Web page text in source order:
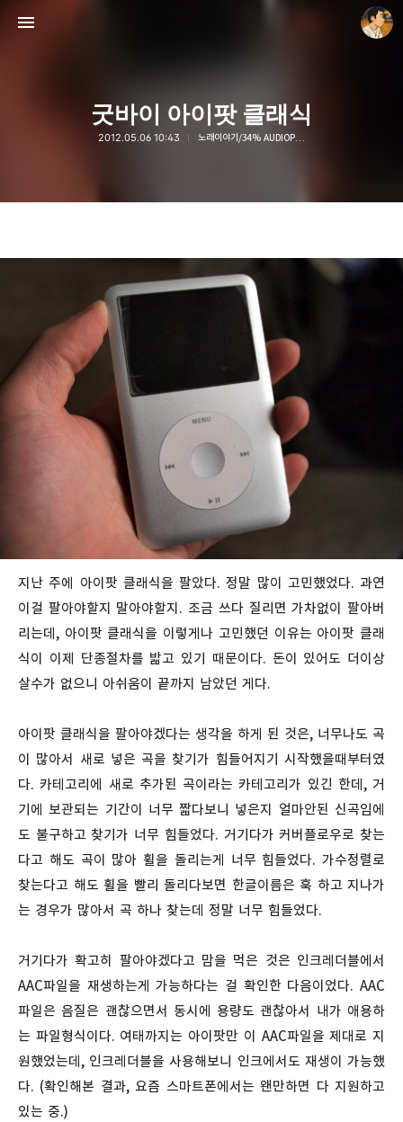
굿바이 아이팟 클래식
2012.05.06 10:43 노래이야기/34% AUDIOPHILE
지난 주에 아이팟 클래식을 팔았다. 정말 많이 고민했었다. 과연
이걸 팔아야할지 말아야할지. 조금 쓰다 질리면 가차없이 팔아버
리는데, 아이팟 클래식을 이렇게나 고민했던 이유는 아이팟 클래
식이 이제 단종절차를 밟고 있기 때문이다. 돈이 있어도 더이상
살수가 없으니 아쉬움이 끝까지 남았던 게다.
아이팟 클래식을 팔아야겠다는 생각을 하게 된 것은, 너무나도 곡
이 많아서 새로 넣은 곡을 찾기가 힘들어지기 시작했을때부터였
다. 카테고리에 새로 추가된 곡이라는 카테고리가 있긴 한데, 거
기에 보관되는 기간이 너무 짧다보니 넣은지 얼마안된 신곡임에
도 불구하고 찾기가 너무 힘들었다. 거기다가 커버플로우로 찾는
다고 해도 곡이 많아 휠을 돌리는게 너무 힘들었다. 가수정렬로
찾는다고 해도 휠을 빨리 돌리다보면 한글이름은 훅 하고 지나가
는 경우가 많아서 곡 하나 찾는데 정말 너무 힘들었다.
거기다가 확고히 팔아야겠다고 맘을 먹은 것은 인크레더블에서
AAC파일을 재생하는게 가능하다는 걸 확인한 다음이었다. AAC
파일은 음질은 괜찮으면서 동시에 용량도 괜찮아서 내가 애용하
는 파일형식이다. 여태까지는 아이팟만 이 AAC파일을 제대로 지
원했었는데, 인크레더블을 사용해보니 인크에서도 재생이 가능했
다. (확인해본 결과, 요즘 스마트폰에서는 왠만하면 다 지원하고
있는 중.)
thebravepost.com